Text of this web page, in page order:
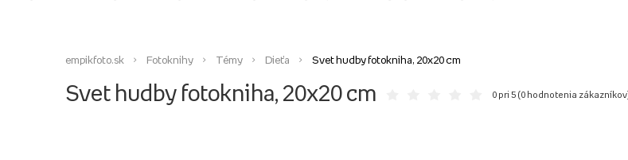
empikfoto.sk Fotoknihy Témy Dieťa Svet hudby fotokniha, 20x20 cm
Svet hudby fotokniha, 20x20 cm 0 pri 5 (0 hodnotenia zákazníkov